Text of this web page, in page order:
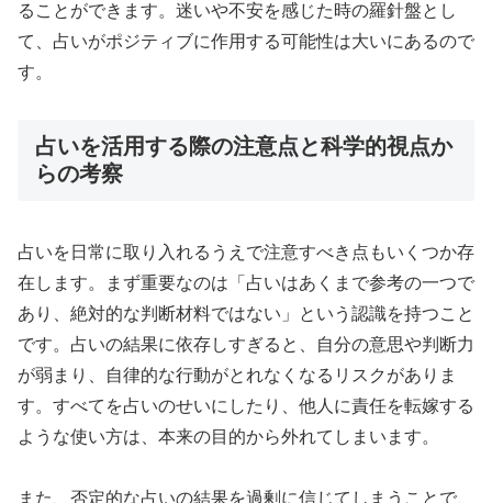
ることができます。迷いや不安を感じた時の羅針盤とし
て、占いがポジティブに作用する可能性は大いにあるので
す。
占いを活用する際の注意点と科学的視点か
らの考察
占いを日常に取り入れるうえで注意すべき点もいくつか存
在します。まず重要なのは「占いはあくまで参考の一つで
あり、絶対的な判断材料ではない」という認識を持つこと
です。占いの結果に依存しすぎると、自分の意思や判断力
が弱まり、自律的な行動がとれなくなるリスクがありま
す。すべてを占いのせいにしたり、他人に責任を転嫁する
ような使い方は、本来の目的から外れてしまいます。
また、否定的な占いの結果を過剰に信じてしまうことで、